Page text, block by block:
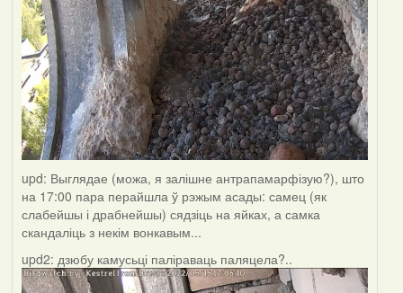
upd: Выглядае (можа, я залішне антрапамарфізую?), што
на 17:00 пара перайшла ў рэжым асады: самец (як
слабейшы і драбнейшы) сядзіць на яйках, а самка
скандаліць з некім вонкавым...
upd2: дзюбу камусьці паліраваць паляцела?..